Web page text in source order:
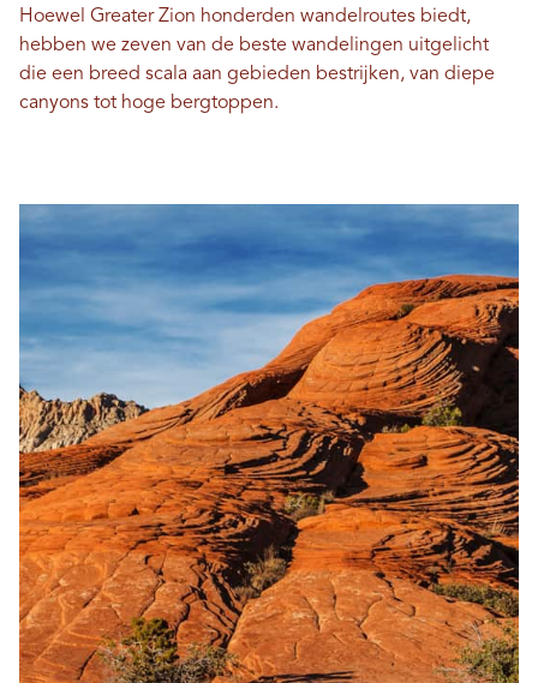
Hoewel Greater Zion honderden wandelroutes biedt,
hebben we zeven van de beste wandelingen uitgelicht
die een breed scala aan gebieden bestrijken, van diepe
canyons tot hoge bergtoppen.